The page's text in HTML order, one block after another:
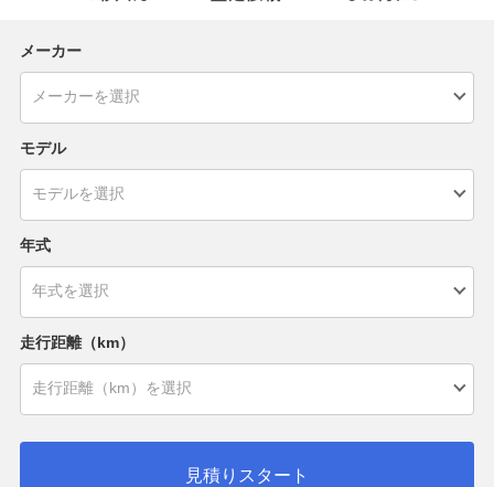
メーカー
モデル
年式
走行距離（km）
見積りスタート